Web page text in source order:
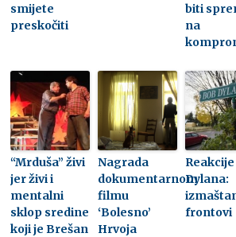
smijete
preskočiti
biti
na
“Mrduša” živi
jer živi i
mentalni
sklop sredine
koji je Brešan
Nagrada
dokumentarnom
filmu
‘Bolesno’
Hrvoja
Dylana:
frontovi